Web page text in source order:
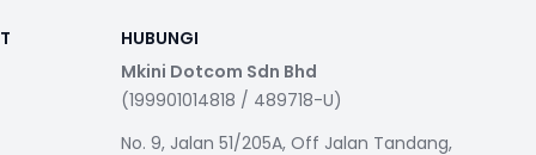
HUBUNGI
Mkini Dotcom Sdn Bhd
(199901014818 / 489718-U)
No. 9, Jalan 51/205A, Off Jalan Tandang,